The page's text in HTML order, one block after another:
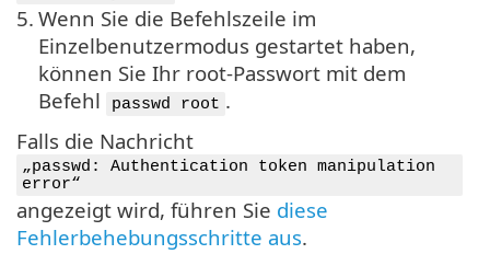
5. Wenn Sie die Befehlszeile im
Einzelbenutzermodus gestartet haben,
können Sie Ihr root-Passwort mit dem
Befehl
passwd root .
Falls die Nachricht
„passwd: Authentication token manipulation
error“
angezeigt wird, führen Sie diese
Fehlerbehebungsschritte aus.